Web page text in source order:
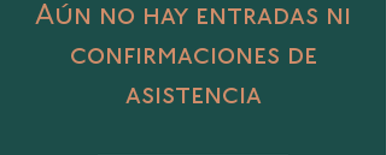
Aún no hay entradas ni
confirmaciones de
asistencia